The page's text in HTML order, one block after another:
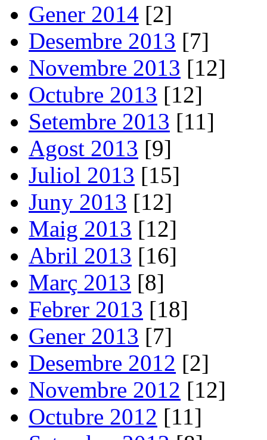
Gener 2014 [2]
Desembre 2013 [7]
Novembre 2013 [12]
Octubre 2013 [12]
Setembre 2013 [11]
Agost 2013 [9]
Juliol 2013 [15]
Juny 2013 [12]
Maig 2013 [12]
Abril 2013 [16]
Març 2013 [8]
Febrer 2013 [18]
Gener 2013 [7]
Desembre 2012 [2]
Novembre 2012 [12]
Octubre 2012 [11]